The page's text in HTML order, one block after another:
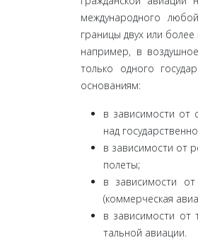
международного
границы двух или
например, в
только одного
основаниям:
в зависимости от
над
в зависимости от
полеты;
в зависимости
(коммер­ческая
в зависимости от
тальной авиации.